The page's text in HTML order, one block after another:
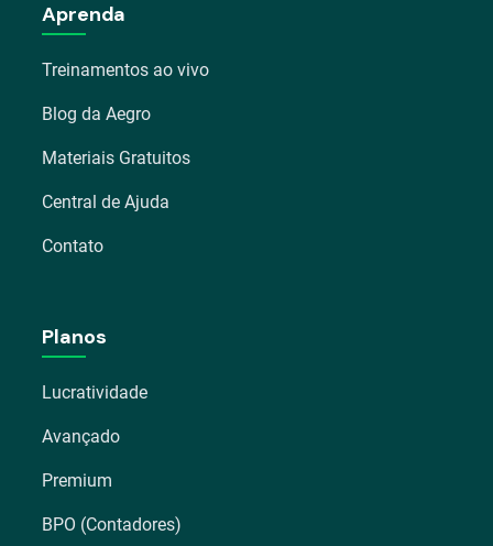
Aprenda
Treinamentos ao vivo
Blog da Aegro
Materiais Gratuitos
Central de Ajuda
Contato
Planos
Lucratividade
Avançado
Premium
BPO (Contadores)